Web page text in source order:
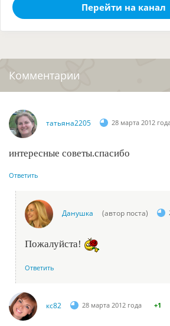
Перейти на канал
Комментарии
татьяна2205 28 марта 2012
интересные советы.спасибо
Ответить
Данушка (автор поста)
Пожалуйста!
Ответить
кс82 28 марта 2012 года +1